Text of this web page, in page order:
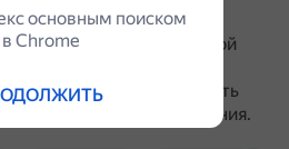
от одной стадии к другой
человеческого
общества вообще, то есть
он считал прогресс знания.
основным поиском
в Сhrome